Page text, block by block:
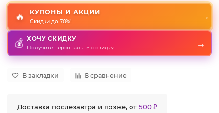
🔥 КУПОНЫ И АКЦИИ
Скидки до 70%!
→
💰 ХОЧУ СКИДКУ
Получите персональную скидку →
В закладки В сравнение
Доставка послезавтра и позже, от 500 ₽